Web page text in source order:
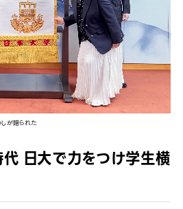
が贈られた
日大で力をつけ学生横